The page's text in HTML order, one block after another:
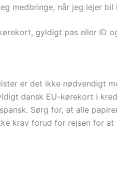
medbringe, når jeg lejer bil
gyldigt pas eller ID
er det ikke nødvendigt
dansk EU-kørekort i
Sørg for, at alle
krav forud for rejsen for at